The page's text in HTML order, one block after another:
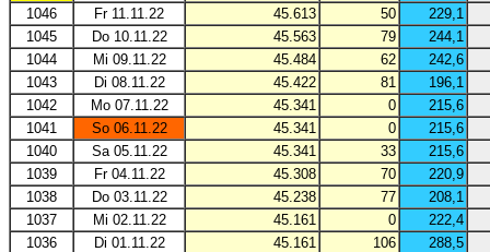
1046
Fr 11.11.22 45.613 50
229,1
1045
Do 10.11.22 45.563 79
244,1
1044
Mi 09.11.22 45.484 62
242,6
1043
Di 08.11.22 45.422 81
196,1
1042
Mo 07.11.22 45.341 0
215,6
1041
So 06.11.22 45.341 0
215,6
1040
Sa 05.11.22 45.341 33
215,6
1039
Fr 04.11.22 45.308 70
220,9
1038
Do 03.11.22 45.238 77
208,1
1037
Mi 02.11.22 45.161 0
222,4
1036
Di 01.11.22 45.161 106
288,5